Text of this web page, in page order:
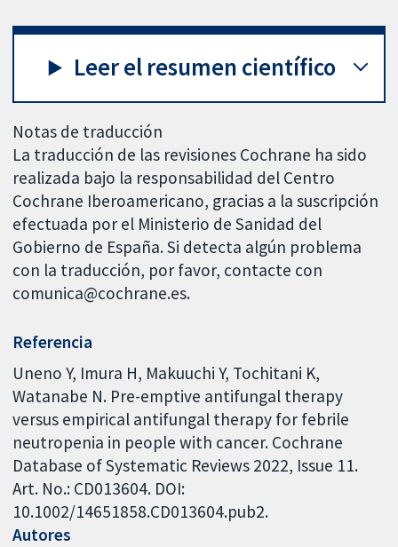
Leer el resumen científico
Notas de traducción
La traducción de las revisiones Cochrane ha sido
realizada bajo la responsabilidad del Centro
Cochrane Iberoamericano, gracias a la suscripción
efectuada por el Ministerio de Sanidad del
Gobierno de España. Si detecta algún problema
con la traducción, por favor, contacte con
comunica@cochrane.es.
Referencia
Uneno Y, Imura H, Makuuchi Y, Tochitani K,
Watanabe N. Pre-emptive antifungal therapy
versus empirical antifungal therapy for febrile
neutropenia in people with cancer. Cochrane
Database of Systematic Reviews 2022, Issue 11.
Art. No.: CD013604. DOI:
10.1002/14651858.CD013604.pub2.
Autores